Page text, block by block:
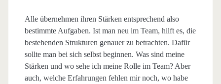
Alle übernehmen ihren Stärken entsprechend also
bestimmte Aufgaben. Ist man neu im Team, hilft es, die
bestehenden Strukturen genauer zu betrachten. Dafür
sollte man bei sich selbst beginnen. Was sind meine
Stärken und wo sehe ich meine Rolle im Team? Aber
auch, welche Erfahrungen fehlen mir noch, wo habe